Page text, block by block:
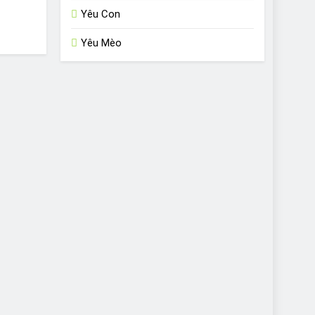
Yêu Con
Yêu Mèo